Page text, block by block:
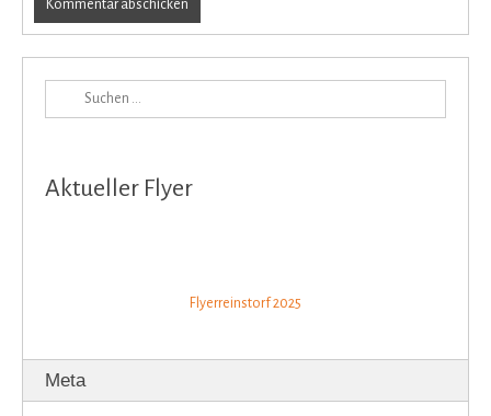
Aktueller Flyer
Flyerreinstorf 2025
Meta